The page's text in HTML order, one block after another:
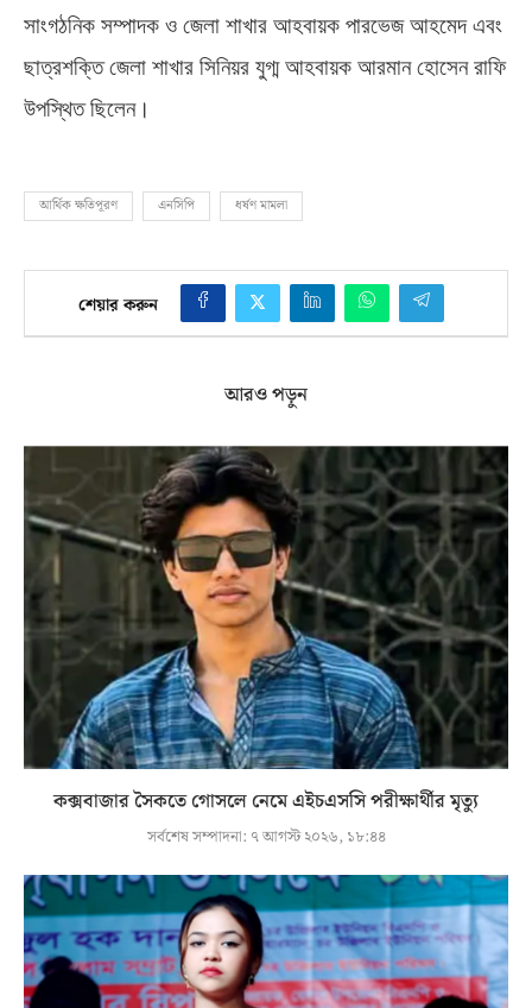
সাংগঠনিক সম্পাদক ও জেলা শাখার আহবায়ক পারভেজ আহমেদ এবং
ছাত্রশক্তি জেলা শাখার সিনিয়র যুগ্ম আহবায়ক আরমান হোসেন রাফি
উপস্থিত ছিলেন।
আর্থিক ক্ষতিপূরণ এনসিপি ধর্ষণ মামলা
শেয়ার করুন
আরও পড়ুন
কক্সবাজার সৈকতে গোসলে নেমে এইচএসসি পরীক্ষার্থীর মৃত্যু
সর্বশেষ সম্পাদনা: ৭ আগস্ট ২০২৬, ১৮:৪৪